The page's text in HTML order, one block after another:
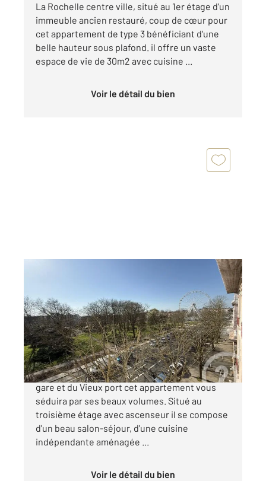
La Rochelle centre ville, situé au 1er étage d'un
immeuble ancien restauré, coup de cœur pour
cet appartement de type 3 bénéficiant d'une
belle hauteur sous plafond. il offre un vaste
espace de vie de 30m2 avec cuisine ...
Voir le détail du bien
Ref : 18205
Appartement T3 à vendre
399 990 €
LA ROCHELLE- VIEUX PORT A 5 minutes de la
gare et du Vieux port cet appartement vous
séduira par ses beaux volumes. Situé au
troisième étage avec ascenseur il se compose
d'un beau salon-séjour, d'une cuisine
indépendante aménagée ...
Voir le détail du bien